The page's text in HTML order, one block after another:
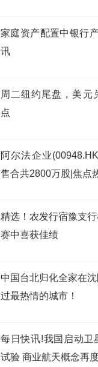
家庭资产配置中银行
讯
周二纽约尾盘，美元
点
阿尔法企业
售合共2800万股|焦点
精选！农发行宿豫支
赛中喜获佳绩
中国台北归化全家在
过最热情的城市！
每日快讯!我国启动卫
试验 商业航天概念再